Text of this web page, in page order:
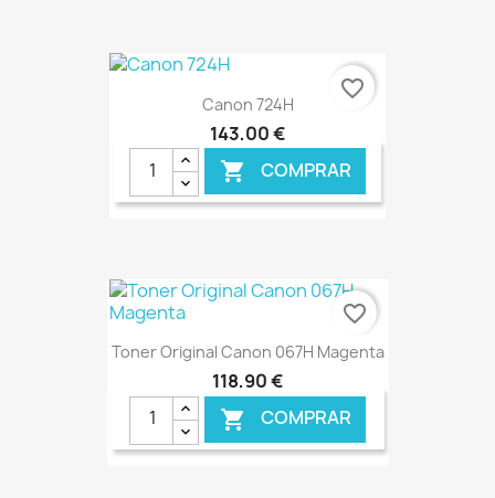
€ ONLINE
Canon 724H
143,00 €
 COMPRAR
€ ONLINE
favorite_border
Toner Original Canon 067H Magenta
118,90 €
 COMPRAR
favorite_border